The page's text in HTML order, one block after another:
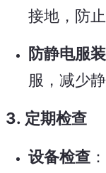
接地，防
防静电服装
服，减少
3. 定期检查
设备检查